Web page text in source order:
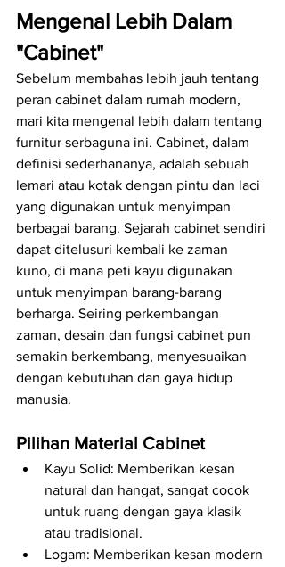
Mengenal Lebih Dalam
"Cabinet"
Sebelum membahas lebih jauh tentang
peran cabinet dalam rumah modern,
mari kita mengenal lebih dalam tentang
furnitur serbaguna ini. Cabinet, dalam
definisi sederhananya, adalah sebuah
lemari atau kotak dengan pintu dan laci
yang digunakan untuk menyimpan
berbagai barang. Sejarah cabinet sendiri
dapat ditelusuri kembali ke zaman
kuno, di mana peti kayu digunakan
untuk menyimpan barang-barang
berharga. Seiring perkembangan
zaman, desain dan fungsi cabinet pun
semakin berkembang, menyesuaikan
dengan kebutuhan dan gaya hidup
manusia.
Pilihan Material Cabinet
Kayu Solid: Memberikan kesan
natural dan hangat, sangat cocok
untuk ruang dengan gaya klasik
atau tradisional.
Logam: Memberikan kesan modern